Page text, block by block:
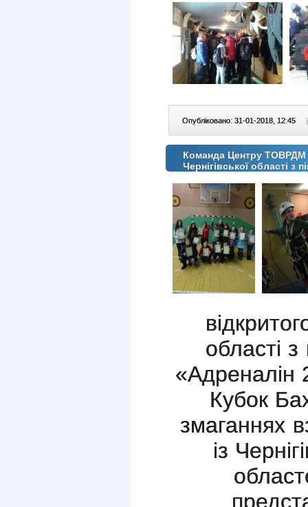
Опубліковано: 31-01-2018, 12:45
Команда Центру ТОВРДМ
Чернігівської області з
області
«Адреналін
Кубок
змаганнях
із